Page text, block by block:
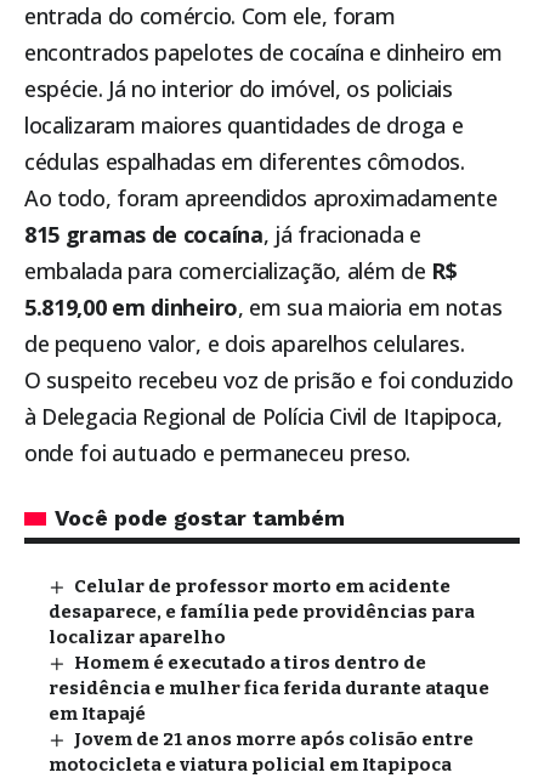
entrada do comércio. Com ele, foram
encontrados papelotes de cocaína e dinheiro em
espécie. Já no interior do imóvel, os policiais
localizaram maiores quantidades de droga e
cédulas espalhadas em diferentes cômodos.
Ao todo, foram apreendidos aproximadamente
815 gramas de cocaína, já fracionada e
embalada para comercialização, além de R$
5.819,00 em dinheiro, em sua maioria em notas
de pequeno valor, e dois aparelhos celulares.
O suspeito recebeu voz de prisão e foi conduzido
à Delegacia Regional de Polícia Civil de Itapipoca,
onde foi autuado e permaneceu preso.
Você pode gostar também
Celular de professor morto em acidente
desaparece, e família pede providências para
localizar aparelho
Homem é executado a tiros dentro de
residência e mulher fica ferida durante ataque
em Itapajé
Jovem de 21 anos morre após colisão entre
motocicleta e viatura policial em Itapipoca